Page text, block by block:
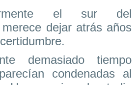
el sur del
dejar atrás años
demasiado tiempo
condenadas al